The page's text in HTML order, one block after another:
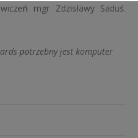
mgr Zdzisławy Saduś.
potrzebny jest komputer